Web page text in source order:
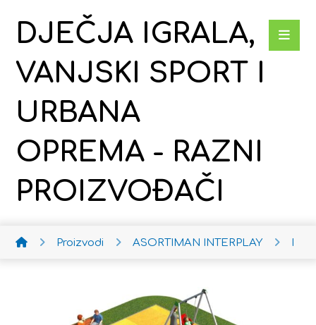
DJEČJA IGRALA,
VANJSKI SPORT I
URBANA
OPREMA - RAZNI
PROIZVOĐAČI
Proizvodi ASORTIMAN INTERPLAY